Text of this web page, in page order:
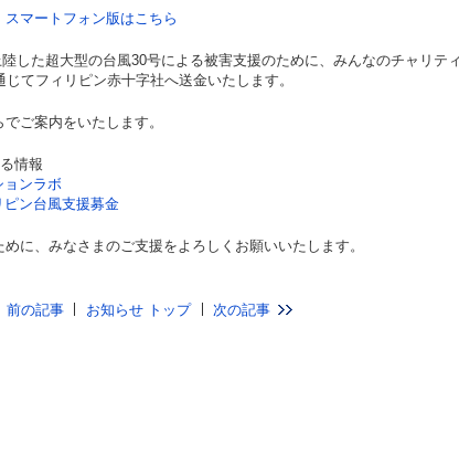
スマートフォン版はこちら
した超大型の台風30号による被害支援のために、みんなのチャリテ
てフィリピン赤十字社へ送金いたします。
ご案内をいたします。
情報
ンラボ
ン台風支援募金
に、みなさまのご支援をよろしくお願いいたします。
前の記事 お知らせ トップ 次の記事